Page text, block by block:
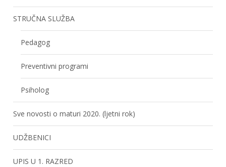
STRUČNA SLUŽBA
Pedagog
Preventivni programi
Psiholog
Sve novosti o maturi 2020. (ljetni rok)
UDŽBENICI
UPIS U 1. RAZRED